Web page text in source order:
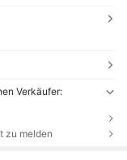
Verkäufer:
zu melden